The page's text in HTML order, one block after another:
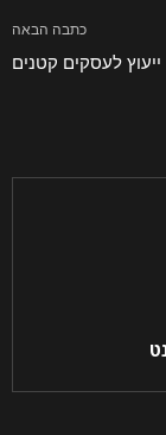
כתבה הבאה
ייעוץ לעסקים קטנים